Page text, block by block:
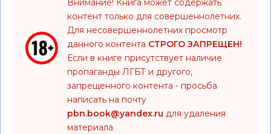
Внимание! Книга может содержать
контент только для совершеннолетних.
Для несовершеннолетних просмотр
данного контента СТРОГО ЗАПРЕЩЕН!
Если в книге присутствует наличие
пропаганды ЛГБТ и другого,
запрещенного контента - просьба
написать на почту
pbn.book@yandex.ru для удаления
материала